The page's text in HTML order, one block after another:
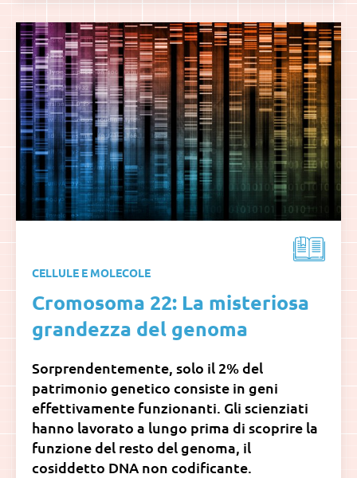
CELLULE E MOLECOLE
Cromosoma 22: La misteriosa
grandezza del genoma
Sorprendentemente, solo il 2% del
patrimonio genetico consiste in geni
effettivamente funzionanti. Gli scienziati
hanno lavorato a lungo prima di scoprire la
funzione del resto del genoma, il
cosiddetto DNA non codificante.